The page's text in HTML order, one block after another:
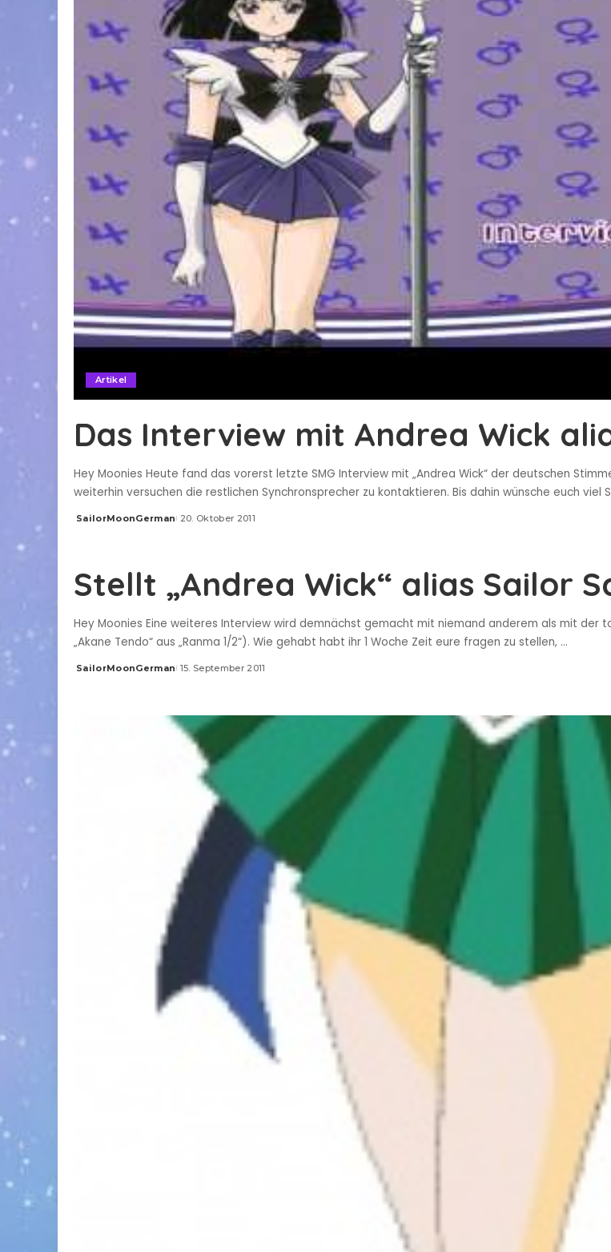
Artikel
Das Interview mit Andrea Wick
Hey Moonies Heute fand das vorerst letzte SMG Interview mit „Andrea Wick“ der deutschen
weiterhin versuchen die restlichen Synchronsprecher zu kontaktieren. Bis dahin wünsche euch viel
Posted
SailorMoonGerman 20. Oktober 2011
Stellt „Andrea Wick“ alias Sailor
Hey Moonies Eine weiteres Interview wird demnächst gemacht mit niemand anderem als mit der
„Akane Tendo“ aus „Ranma 1/2“). Wie gehabt habt ihr 1 Woche Zeit eure fragen zu stellen, ...
Posted
SailorMoonGerman 15. September 2011